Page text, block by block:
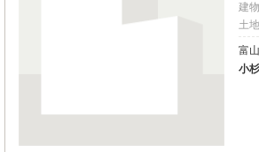
建物
土地
富
小